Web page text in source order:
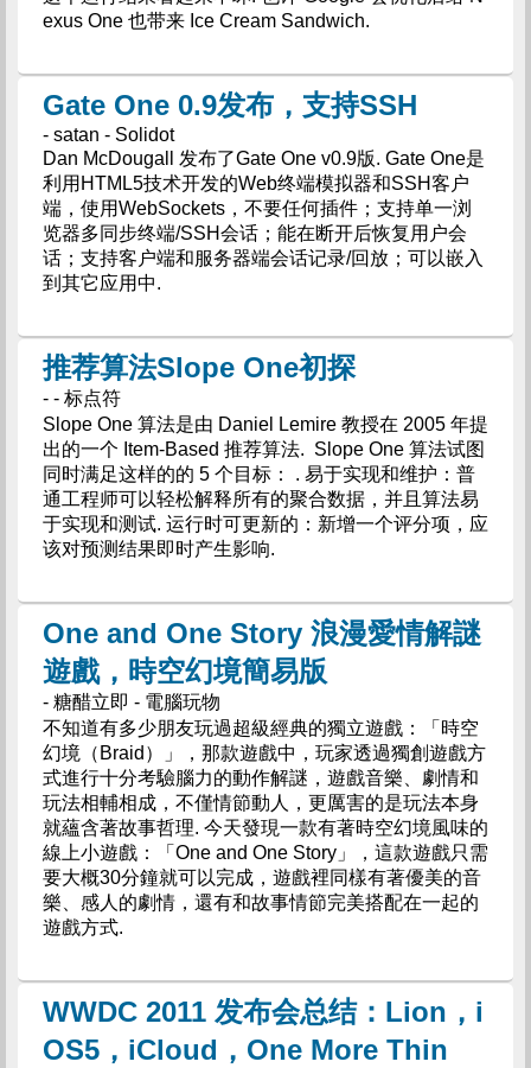
exus One 也带来 Ice Cream Sandwich.
Gate One 0.9发布，支持SSH
- satan - Solidot
Dan McDougall 发布了Gate One v0.9版. Gate One是
利用HTML5技术开发的Web终端模拟器和SSH客户
端，使用WebSockets，不要任何插件；支持单一浏
览器多同步终端/SSH会话；能在断开后恢复用户会
话；支持客户端和服务器端会话记录/回放；可以嵌入
到其它应用中.
推荐算法Slope One初探
- - 标点符
Slope One 算法是由 Daniel Lemire 教授在 2005 年提
出的一个 Item-Based 推荐算法. Slope One 算法试图
同时满足这样的的 5 个目标： . 易于实现和维护：普
通工程师可以轻松解释所有的聚合数据，并且算法易
于实现和测试. 运行时可更新的：新增一个评分项，应
该对预测结果即时产生影响.
One and One Story 浪漫愛情解謎
遊戲，時空幻境簡易版
- 糖醋立即 - 電腦玩物
不知道有多少朋友玩過超級經典的獨立遊戲：「時空
幻境（Braid）」，那款遊戲中，玩家透過獨創遊戲方
式進行十分考驗腦力的動作解謎，遊戲音樂、劇情和
玩法相輔相成，不僅情節動人，更厲害的是玩法本身
就蘊含著故事哲理. 今天發現一款有著時空幻境風味的
線上小遊戲：「One and One Story」，這款遊戲只需
要大概30分鐘就可以完成，遊戲裡同樣有著優美的音
樂、感人的劇情，還有和故事情節完美搭配在一起的
遊戲方式.
WWDC 2011 发布会总结：Lion，i
OS5，iCloud，One More Thin